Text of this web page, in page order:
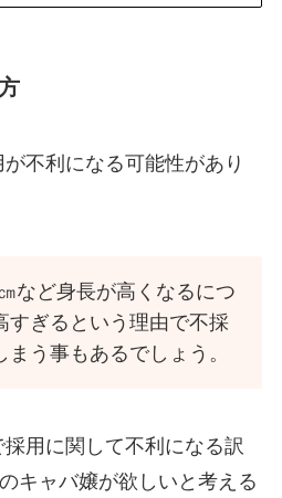
不利になる可能性があり
など身長が高くなるにつ
すぎるという理由で不採
まう事もあるでしょう。
用に関して不利になる訳
キャバ嬢が欲しいと考える